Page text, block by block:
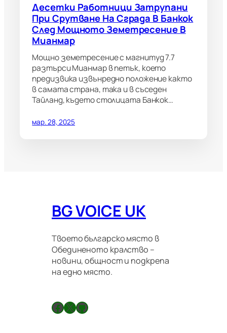
Десетки Работници Затрупани
При Срутване На Сграда В Банкок
След Мощното Земетресение В
Мианмар
Мощно земетресение с магнитуд 7.7
разтърси Мианмар в петък, което
предизвика извънредно положение както
в самата страна, така и в съседен
Тайланд, където столицата Банкок…
мар. 28, 2025
BG VOICE UK
Твоето българско място в
Обединеното кралство –
новини, общност и подкрепа
на едно място.
Facebook X GitHub